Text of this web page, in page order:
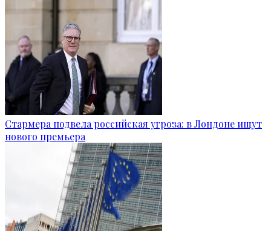
Стармера подвела российская угроза: в Лондоне ищут
нового премьера